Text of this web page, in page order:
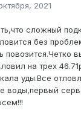
2021
сложный
без
повозится.Четко
на трех
уды.Все
воды,первый